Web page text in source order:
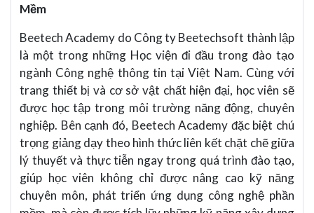
Mềm
Beetech Academy do Công ty Beetechsoft thành lập
là một trong những Học viện đi đầu trong đào tạo
ngành Công nghệ thông tin tại Việt Nam. Cùng với
trang thiết bị và cơ sở vật chất hiện đại, học viên sẽ
được học tập trong môi trường năng động, chuyên
nghiệp. Bên cạnh đó, Beetech Academy đặc biệt chú
trọng giảng dạy theo hình thức liên kết chặt chẽ giữa
lý thuyết và thực tiễn ngay trong quá trình đào tạo,
giúp học viên không chỉ được nâng cao kỹ năng
chuyên môn, phát triển ứng dụng công nghệ phần